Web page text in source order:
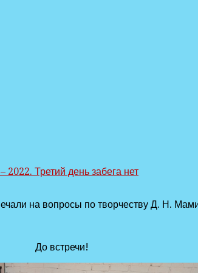
2022. Третий день забега нет
на вопросы по творчеству Д. Н.
До встречи!